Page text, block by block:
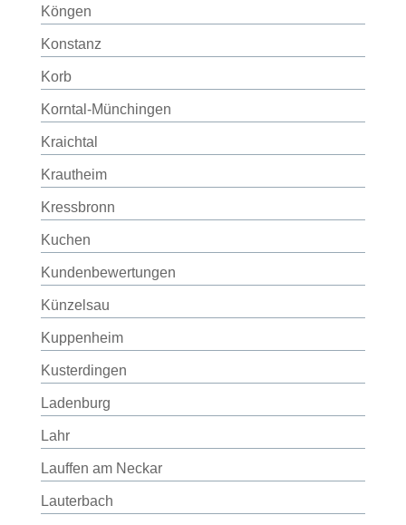
Köngen
Konstanz
Korb
Korntal-Münchingen
Kraichtal
Krautheim
Kressbronn
Kuchen
Kundenbewertungen
Künzelsau
Kuppenheim
Kusterdingen
Ladenburg
Lahr
Lauffen am Neckar
Lauterbach